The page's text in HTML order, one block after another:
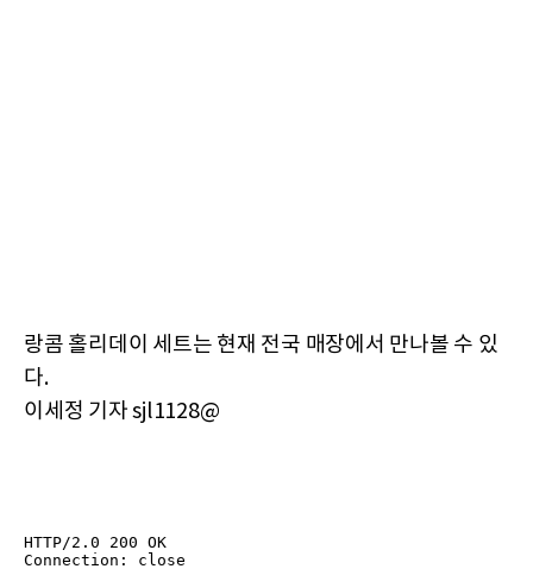
랑콤 홀리데이 세트는 현재 전국 매장에서 만나볼 수 있
다.
이세정 기자 sjl1128@